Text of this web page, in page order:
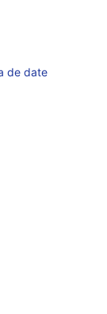
de date